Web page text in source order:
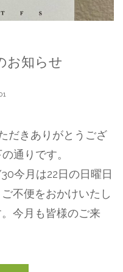
お知らせ
だきありがとうござ
通りです。
今月は22日の日曜日
不便をおかけいたし
今月も皆様のご来